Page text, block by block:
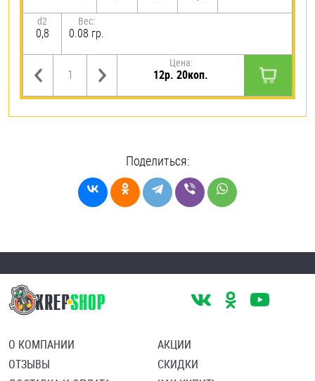
d2
0,8
Вес:
0.08 гр.
Цена:
12р. 20коп.
Поделиться:
О КОМПАНИИ
ОТЗЫВЫ
АКЦИИ
СКИДКИ